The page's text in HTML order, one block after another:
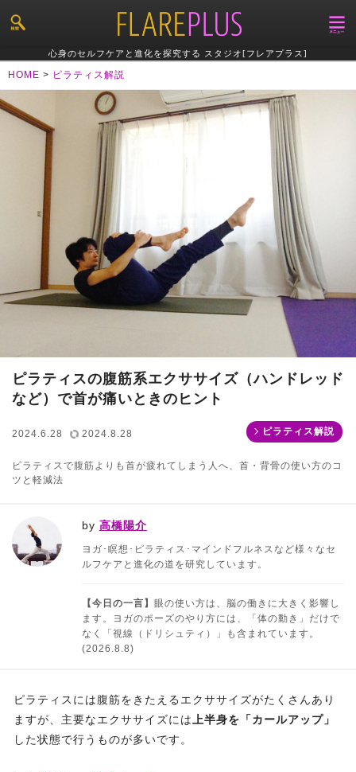
心身のセルフケアと進化を探究する スタジオ[フレアプラス]
HOME > ピラティス解説
ピラティスの腹筋系エクササイズ（ハンドレッド
など）で首が痛いときのヒント
2024.6.28 2024.8.28 ピラティス解説
ピラティスで腹筋よりも首が疲れてしまう人へ、首・背骨の使い方のコ
ツと軽減法
by 高橋陽介
ヨガ･瞑想･ピラティス･マインドフルネスなど様々なセ
ルフケアと進化の道を研究しています。
【今日の一言】 眼の使い方は、脳の働きに大きく影響し
ます。ヨガのポーズのやり方には、「体の動き」だけで
なく「視線（ドリシュティ）」も含まれています。
(2026.8.8)
ピラティスには腹筋をきたえるエクササイズがたくさんあり
ますが、主要なエクササイズには
上半身を「カールアップ」
した状態で行うものが多いです。